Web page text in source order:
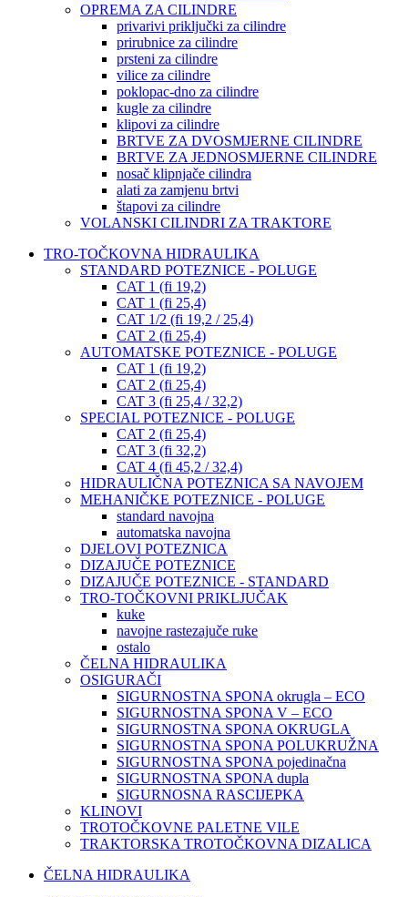
OPREMA ZA CILINDRE
privarivi priključki za cilindre
prirubnice za cilindre
prsteni za cilindre
vilice za cilindre
poklopac-dno za cilindre
kugle za cilindre
klipovi za cilindre
BRTVE ZA DVOSMJERNE CILINDRE
BRTVE ZA JEDNOSMJERNE CILINDRE
nosač klipnjače cilindra
alati za zamjenu brtvi
štapovi za cilindre
VOLANSKI CILINDRI ZA TRAKTORE
TRO-TOČKOVNA HIDRAULIKA
STANDARD POTEZNICE - POLUGE
CAT 1 (fi 19,2)
CAT 1 (fi 25,4)
CAT 1/2 (fi 19,2 / 25,4)
CAT 2 (fi 25,4)
AUTOMATSKE POTEZNICE - POLUGE
CAT 1 (fi 19,2)
CAT 2 (fi 25,4)
CAT 3 (fi 25,4 / 32,2)
SPECIAL POTEZNICE - POLUGE
CAT 2 (fi 25,4)
CAT 3 (fi 32,2)
CAT 4 (fi 45,2 / 32,4)
HIDRAULIČNA POTEZNICA SA NAVOJEM
MEHANIČKE POTEZNICE - POLUGE
standard navojna
automatska navojna
DJELOVI POTEZNICA
DIZAJUČE POTEZNICE
DIZAJUČE POTEZNICE - STANDARD
TRO-TOČKOVNI PRIKLJUČAK
kuke
navojne rastezajuče ruke
ostalo
ČELNA HIDRAULIKA
OSIGURAČI
SIGURNOSTNA SPONA okrugla – ECO
SIGURNOSTNA SPONA V – ECO
SIGURNOSTNA SPONA OKRUGLA
SIGURNOSTNA SPONA POLUKRUŽNA
SIGURNOSTNA SPONA pojedinačna
SIGURNOSTNA SPONA dupla
SIGURNOSNA RASCIJEPKA
KLINOVI
TROTOČKOVNE PALETNE VILE
TRAKTORSKA TROTOČKOVNA DIZALICA
ČELNA HIDRAULIKA